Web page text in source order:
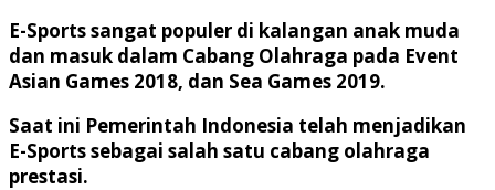
E-Sports sangat populer di kalangan anak muda
dan masuk dalam Cabang Olahraga pada Event
Asian Games 2018, dan Sea Games 2019.
Saat ini Pemerintah Indonesia telah menjadikan
E-Sports sebagai salah satu cabang olahraga
prestasi.